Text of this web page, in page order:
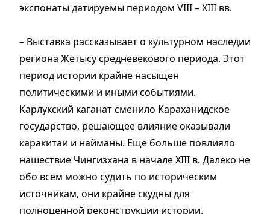
экспонаты датируемы периодом VIII – XIII вв.
– Выставка рассказывает о культурном наследии
региона Жетысу средневекового периода. Этот
период истории крайне насыщен
политическими и иными событиями.
Карлукский каганат сменило Караханидское
государство, решающее влияние оказывали
каракитаи и найманы. Еще больше повлияло
нашествие Чингизхана в начале XIII в. Далеко не
обо всем можно судить по историческим
источникам, они крайне скудны для
полноценной реконструкции истории.